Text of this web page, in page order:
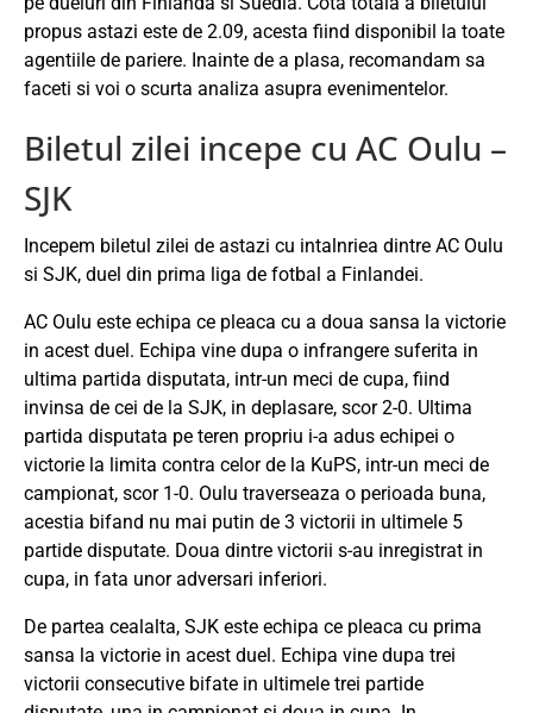
propus astazi este de 2.09, acesta fiind disponibil la toate
agentiile de pariere. Inainte de a plasa, recomandam sa
faceti si voi o scurta analiza asupra evenimentelor.
Biletul zilei incepe cu AC Oulu –
SJK
Incepem biletul zilei de astazi cu intalnriea dintre AC Oulu
si SJK, duel din prima liga de fotbal a Finlandei.
AC Oulu este echipa ce pleaca cu a doua sansa la victorie
in acest duel. Echipa vine dupa o infrangere suferita in
ultima partida disputata, intr-un meci de cupa, fiind
invinsa de cei de la SJK, in deplasare, scor 2-0. Ultima
partida disputata pe teren propriu i-a adus echipei o
victorie la limita contra celor de la KuPS, intr-un meci de
campionat, scor 1-0. Oulu traverseaza o perioada buna,
acestia bifand nu mai putin de 3 victorii in ultimele 5
partide disputate. Doua dintre victorii s-au inregistrat in
cupa, in fata unor adversari inferiori.
De partea cealalta, SJK este echipa ce pleaca cu prima
sansa la victorie in acest duel. Echipa vine dupa trei
victorii consecutive bifate in ultimele trei partide